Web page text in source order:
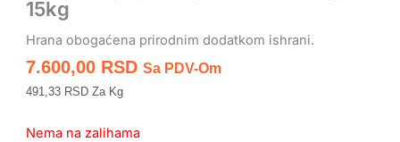
15kg
Hrana obogaćena prirodnim dodatkom ishrani.
7.600,00 RSD Sa PDV-Om
491,33 RSD Za Kg
Nema na zalihama